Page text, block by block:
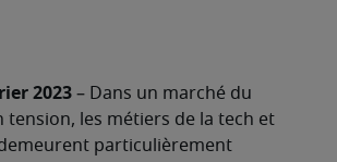
2023 – Dans un marché du
tension, les métiers de la tech et
particulièrement